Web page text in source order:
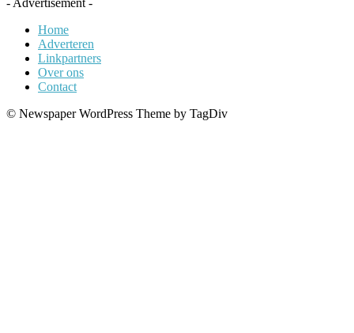
- Advertisement -
Home
Adverteren
Linkpartners
Over ons
Contact
© Newspaper WordPress Theme by TagDiv